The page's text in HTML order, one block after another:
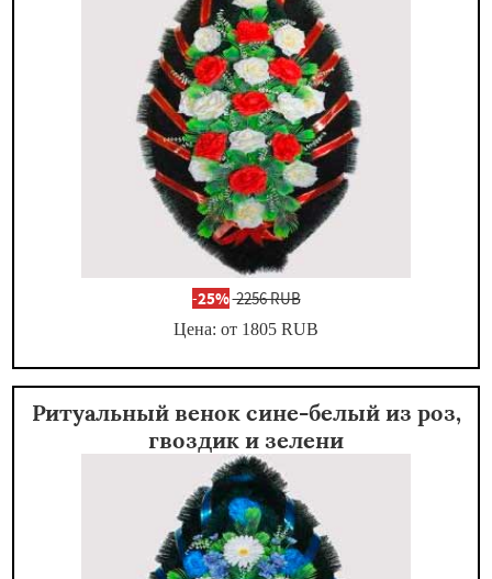
-25%2256 RUB
Цена: от 1805 RUB
Ритуальный венок сине-белый из роз,
гвоздик и зелени